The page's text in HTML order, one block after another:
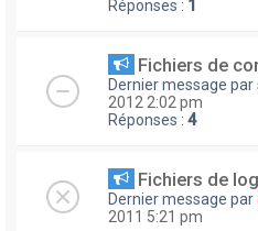
Réponses : 1
Fichiers de
Dernier message par
2012 2:02 pm
Réponses : 4
Fichiers de
Dernier message par
2011 5:21 pm